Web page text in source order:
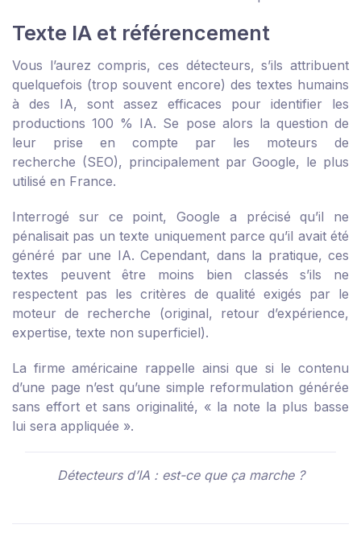
Texte IA et référencement
Vous l’aurez compris, ces détecteurs, s’ils attribuent
quelquefois (trop souvent encore) des textes humains
à des IA, sont assez efficaces pour identifier les
productions 100 % IA. Se pose alors la question de
leur prise en compte par les moteurs de
recherche (SEO), principalement par Google, le plus
utilisé en France.
Interrogé sur ce point, Google a précisé qu’il ne
pénalisait pas un texte uniquement parce qu’il avait été
généré par une IA. Cependant, dans la pratique, ces
textes peuvent être moins bien classés s’ils ne
respectent pas les critères de qualité exigés par le
moteur de recherche (original, retour d’expérience,
expertise, texte non superficiel).
La firme américaine rappelle ainsi que si le contenu
d’une page n’est qu’une simple reformulation générée
sans effort et sans originalité, « la note la plus basse
lui sera appliquée ».
Détecteurs d’IA : est-ce que ça marche ?